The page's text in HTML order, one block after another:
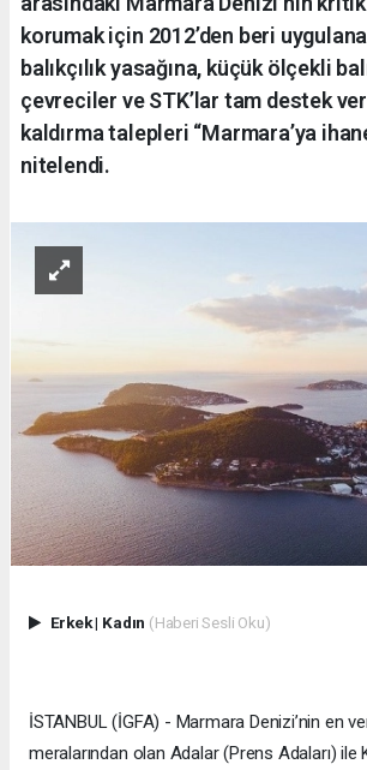
korumak için 2012’den beri
balıkçılık yasağına, küçük ölçekli
çevreciler ve STK’lar tam destek
kaldırma talepleri “Marmara’ya
nitelendi.
Erkek| Kadın (Haberi Sesli Oku)
İSTANBUL (İGFA) - Marmara Denizi’nin en
meralarından olan Adalar (Prens Adaları) ile